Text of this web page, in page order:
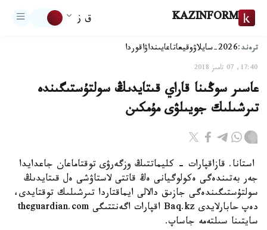
KAZINFORM ق ز
ترەند:2026-سايلاۋ وقيعاتاعايىنداۋاقوردا
17:40, 07 تامىز 2018
عاسىر سوڭىنا قاراي قىتايدىڭ سولتۇستىگىندە
تىرشىلىك جويىلۋى مۇمكىن
استانا. قازاقپارات - كليماتتىڭ وزگەرۋى توقتاماعان جاعدايدا
جەر بەتىندەگى ەكولوگيانى ەڭ قاتتى لاستاۋشى ەل قىتايدىڭ
سولتۇستىگىندەگى جازىق دالالى ايماقتاردا تىرشىلىك توقتايدى،
دەپ حابارلايدى Baq.kz اقپارات اگەنتتىگى theguardian.com
سايتىنا سىلتەمە جاساپ.